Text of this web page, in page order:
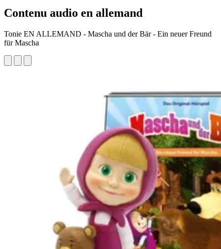
Contenu audio en allemand
Tonie EN ALLEMAND - Mascha und der Bär - Ein neuer Freund
für Mascha